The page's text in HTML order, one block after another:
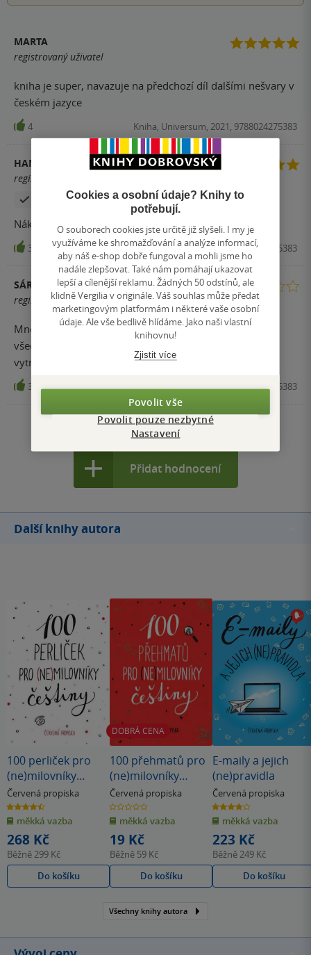
MARTA
registrovaný uživatel
kniha je super, navazuje na předchozí díl dalšími nešvary v
českém jazyce
4 Kniha, Universum, 2021, 9788024275383
HANA ŠVÚBOVÁ
registrovaný uživatel
Zakoupil produkt
Nákupem této knížky rozhodně nepřešlápnete.
3 Kniha, Universum, 2021, 9788024275383
SÁRA
registrovaný uživatel
Mnoho povyku pro nic. Autorky zkrátka umí prodat
všechno. Jsou jako influencerky na takové kšefty
vytrénované.
3 Kniha, Universum, 2021, 9788024275383
Zobrazit všechna hodnocení
Přidat hodnocení
Další knihy autora
100 perliček pro
(ne)milovníky
češtiny
Červená propiska
4.5
z
5
hvězdiček
měkká vazba
268 Kč
Běžně299 Kč
Do košíku
DOBRÁ CENA
100 přehmatů pro
(ne)milovníky
češtiny
Červená propiska
0.0
z
5
hvězdiček
měkká vazba
19 Kč
Běžně 59 Kč
Do košíku
E-maily a jejich
(ne)pravidla
Červená propiska
4.0
z
5
hvězdiček
měkká vazba
223 Kč
Běžně249 Kč
Do košíku
Všechny knihy autora
Cookies a osobní údaje? Knihy to
potřebují.
O souborech cookies jste určitě již slyšeli. I my je
využíváme ke shromažďování a analýze informací,
aby náš e-shop dobře fungoval a mohli jsme ho
nadále zlepšovat. Také nám pomáhají ukazovat
lepší a cílenější reklamu. Žádných 50 odstínů, ale
klidně Vergilia v originále. Váš souhlas může předat
marketingovým platformám i některé vaše osobní
údaje. Ale vše bedlivě hlídáme. Jako naši vlastní
knihovnu!
Zjistit více
Povolit vše
Povolit pouze nezbytné
Nastavení